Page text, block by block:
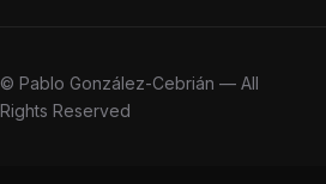
© Pablo González-Cebrián — All
Rights Reserved